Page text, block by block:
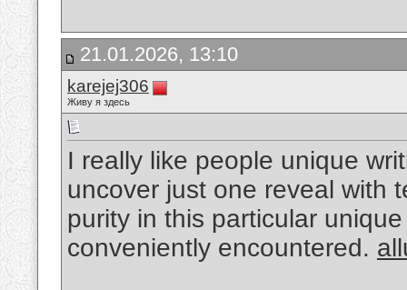
21.01.2026, 13:10
karejej306
Живу я здесь
I really like people unique
uncover just one reveal with
purity in this particular
conveniently encountered.